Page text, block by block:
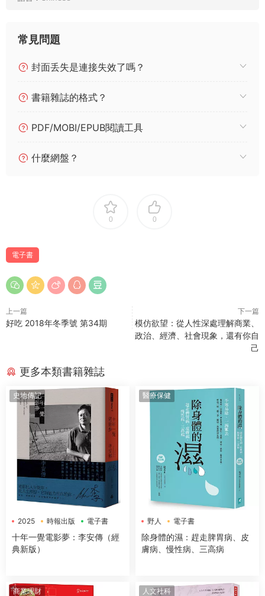
常見問題
封面丢失是連接失效了嗎？
書籍雜誌的格式？
PDF/MOBI/EPUB閱讀工具
什麼網盤？
0 0
電子書
上一篇
好吃 2018年冬季號 第34期
下一篇
模仿欲望：從人性深處理解商業、
政治、經濟、社會現象，還有你自
己
更多本類書籍雜誌
史地傳記
2025 時報出版 電子書
十年一覺電影夢：李安傳（經
典新版）
醫療保健
野人 電子書
除身體的濕：趕走脾胃病、皮
膚病、慢性病、三高病
商業理財 人文社科